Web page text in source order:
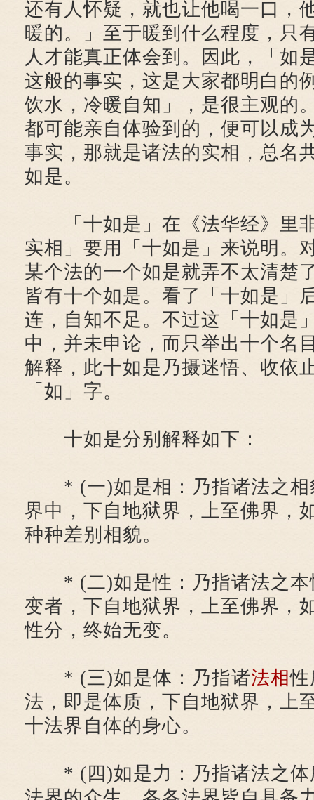
还有人怀疑，就也让他喝一口，
暖的。」至于暖到什么程度，只
人才能真正体会到。因此，「如
这般的事实，这是大家都明白的
饮水，冷暖自知」，是很主观的
都可能亲自体验到的，便可以成
事实，那就是诸法的实相，总名
如是。
「十如是」在《法华经》里
实相」要用「十如是」来说明。
某个法的一个如是就弄不太清楚
皆有十个如是。看了「十如是」
连，自知不足。不过这「十如是
中，并未申论，而只举出十个名
解释，此十如是乃摄迷悟、收依
「如」字。
十如是分别解释如下：
* (一)如是相：乃指诸法之相
界中，下自地狱界，上至佛界，
种种差别相貌。
* (二)如是性：乃指诸法之本
变者，下自地狱界，上至佛界，
性分，终始无变。
* (三)如是体：乃指诸法相性
法，即是体质，下自地狱界，上
十法界自体的身心。
* (四)如是力：乃指诸法之体